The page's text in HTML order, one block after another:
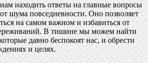
находить ответы на главные вопросы
шума повседневности. Оно позволяет
на самом важном и избавиться от
В тишине мы можем найти
давно беспокоят нас, и обрести
и целях.